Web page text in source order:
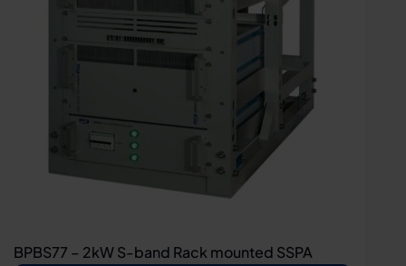
BPBS77 – 2kW S-band Rack mounted SSPA